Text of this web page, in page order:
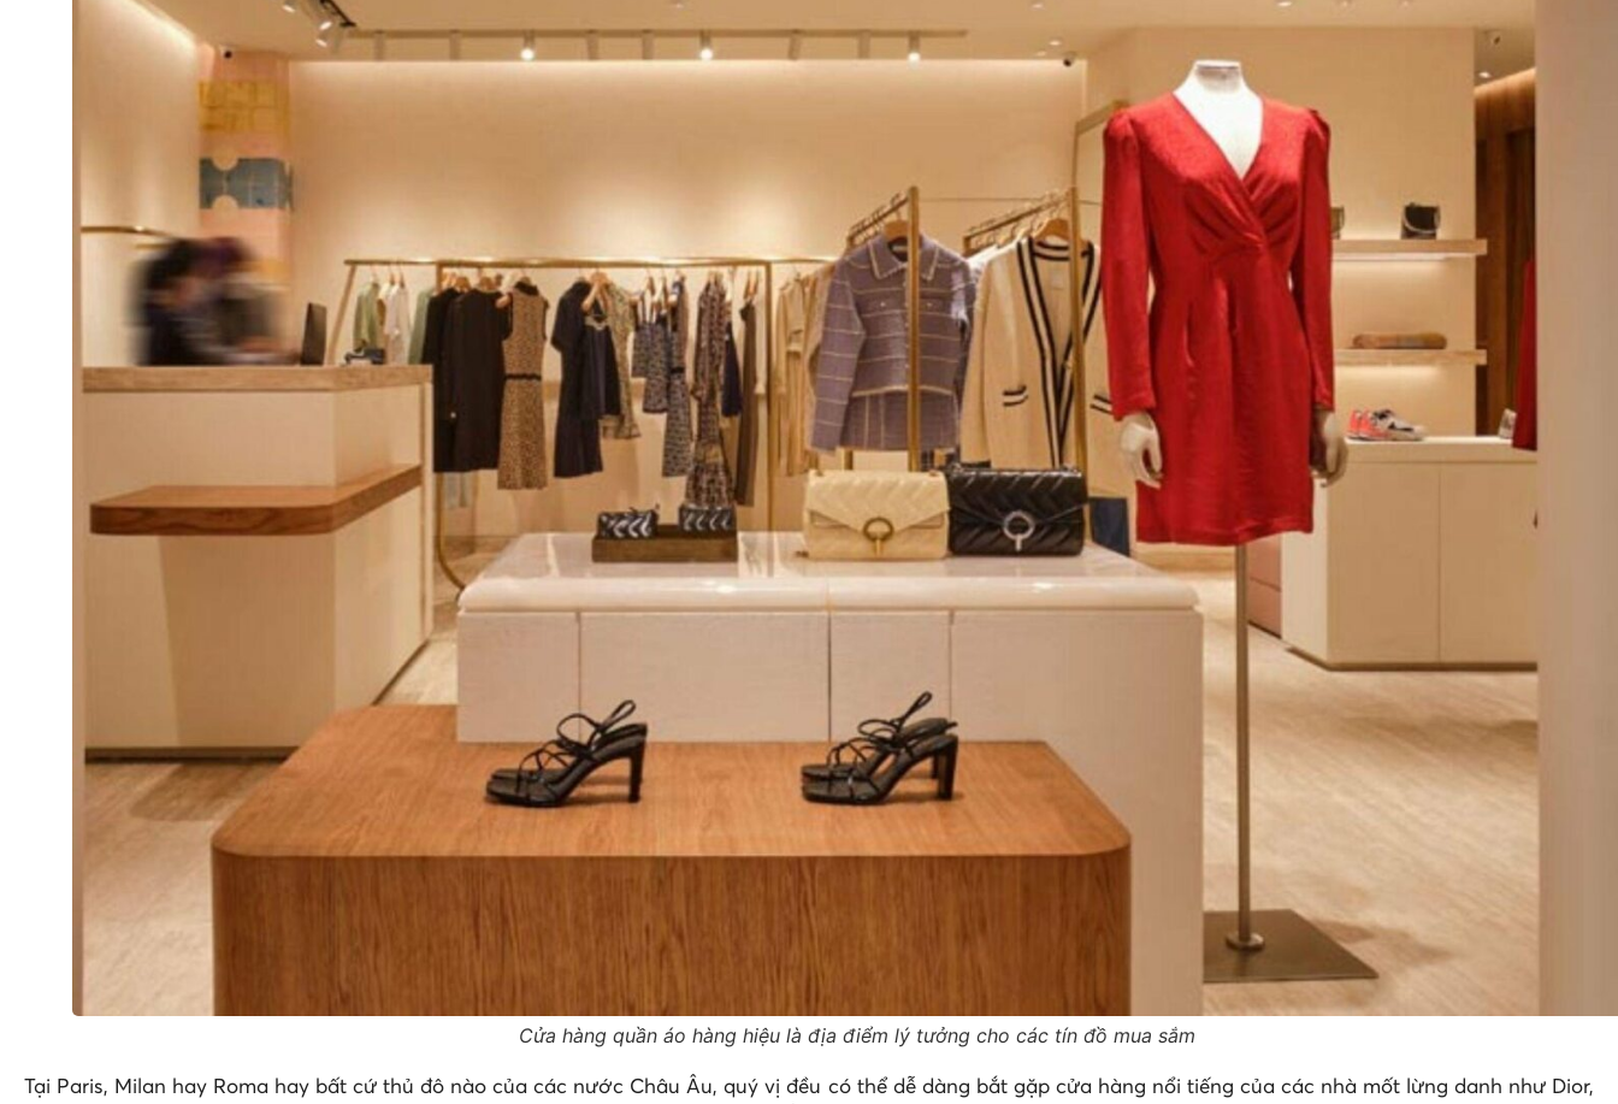
Cửa hàng quần áo hàng hiệu là địa điểm lý tưởng cho các tín đồ mua sắm
Tại Paris, Milan hay Roma hay bất cứ thủ đô nào của các nước Châu Âu, quý vị đều có thể dễ dàng bắt gặp cửa hàng nổi tiếng của các nhà mốt lừng danh như Dior,